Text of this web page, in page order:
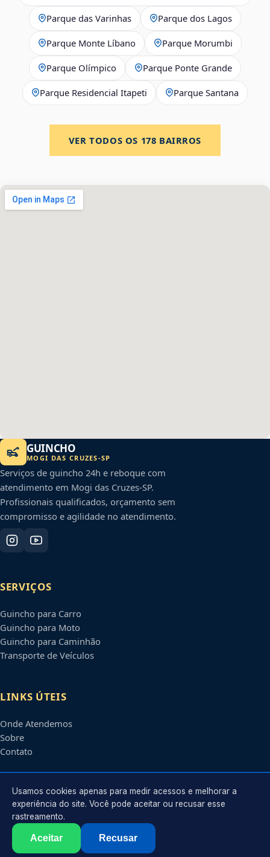
Parque das Varinhas Parque dos Lagos
Parque Monte Líbano Parque Morumbi
Parque Olímpico Parque Ponte Grande
Parque Residencial Itapeti Parque Santana
VER TODOS OS 178 BAIRROS
GUINCHO
MOGI DAS CRUZES-SP
Serviços de guincho 24h e reboque com
atendimento em Mogi das Cruzes-SP.
Profissionais qualificados, orçamento sem
compromisso e agilidade no atendimento.
SERVIÇOS
Guincho para Carro
Guincho para Moto
Guincho para Caminhão
Transporte de Veículos
LINKS ÚTEIS
Onde Atendemos
Sobre
Contato
CONTATO
Atendimento em
contato@guinchosmogidascruzes.com.br
2026 Mogi das Cruzes
. Todos os direitos reservados.
Usamos cookies apenas para medir acessos e melhorar a
experiência do site. Você pode aceitar ou recusar esse
rastreamento.
Aceitar Recusar